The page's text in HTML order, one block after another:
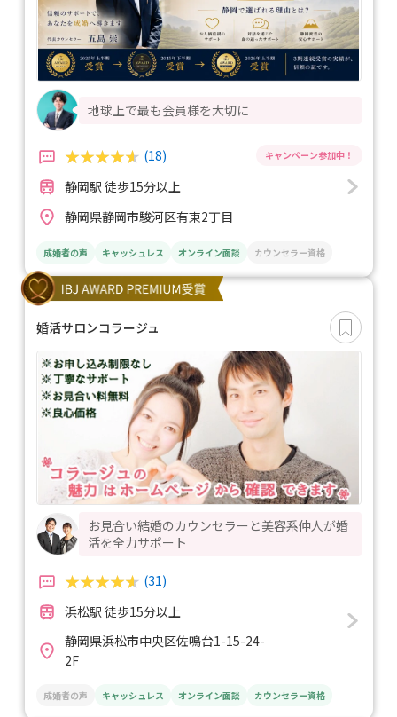
地球上で最も会員様を大切に
(18)
静岡駅 徒歩15分以上
静岡県静岡市駿河区有東2丁目
成婚者の声 キャッシュレス オンライン面談 カウンセラー資格
婚活サロンコラージュ
お見合い結婚のカウンセラーと美容系仲人が婚
活を全力サポート
(31)
浜松駅 徒歩15分以上
静岡県浜松市中央区佐鳴台1-15-24-
2F
成婚者の声 キャッシュレス オンライン面談 カウンセラー資格